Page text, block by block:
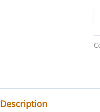
Description